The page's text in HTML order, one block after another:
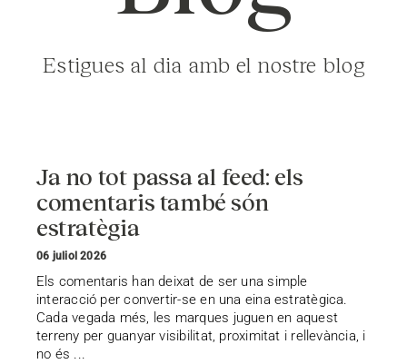
Estigues al dia amb el nostre blog
Ja no tot passa al feed: els
comentaris també són
estratègia
06 juliol 2026
Els comentaris han deixat de ser una simple
interacció per convertir-se en una eina estratègica.
Cada vegada més, les marques juguen en aquest
terreny per guanyar visibilitat, proximitat i rellevància, i
no és ...